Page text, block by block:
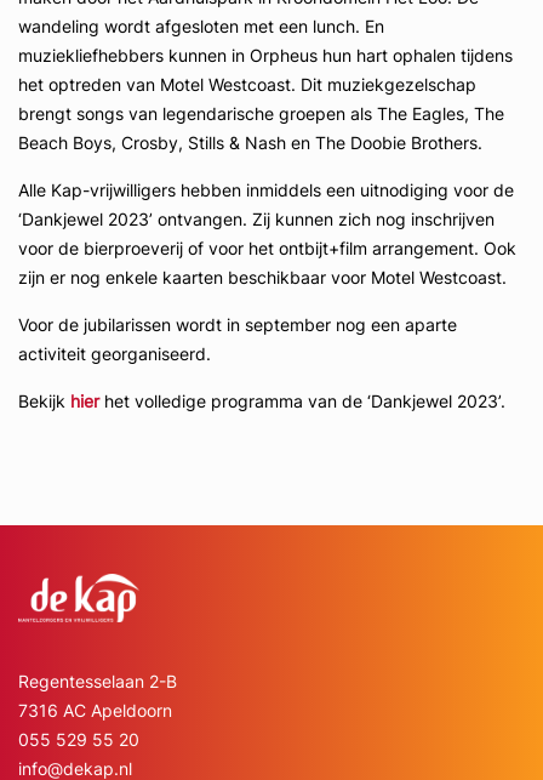
wandeling wordt afgesloten met een lunch. En
muziekliefhebbers kunnen in Orpheus hun hart ophalen tijdens
het optreden van Motel Westcoast. Dit muziekgezelschap
brengt songs van legendarische groepen als The Eagles, The
Beach Boys, Crosby, Stills & Nash en The Doobie Brothers.
Alle Kap-vrijwilligers hebben inmiddels een uitnodiging voor de
‘Dankjewel 2023’ ontvangen. Zij kunnen zich nog inschrijven
voor de bierproeverij of voor het ontbijt+film arrangement. Ook
zijn er nog enkele kaarten beschikbaar voor Motel Westcoast.
Voor de jubilarissen wordt in september nog een aparte
activiteit georganiseerd.
Bekijk hierhet volledige programma van de ‘Dankjewel 2023’.
Regentesselaan 2-B
7316 AC Apeldoorn
055 529 55 20
info@dekap.nl